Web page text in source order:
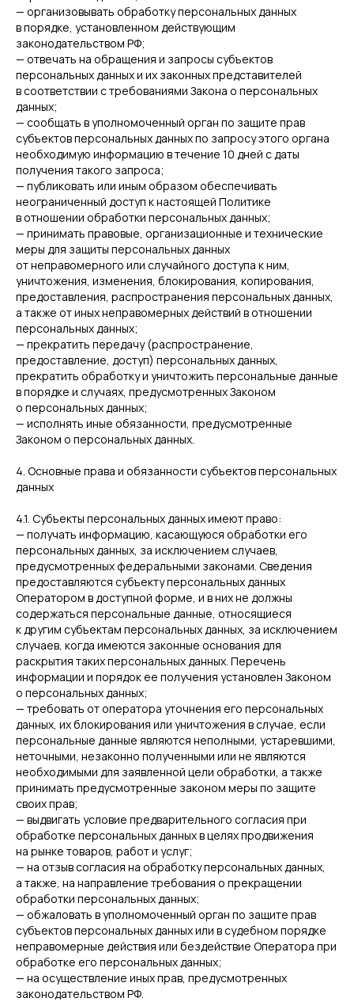
— организовывать обработку персональных данных
в порядке, установленном действующим
законодательством РФ;
— отвечать на обращения и запросы субъектов
персональных данных и их законных представителей
в соответствии с требованиями Закона о персональных
данных;
— сообщать в уполномоченный орган по защите прав
субъектов персональных данных по запросу этого органа
необходимую информацию в течение 10 дней с даты
получения такого запроса;
— публиковать или иным образом обеспечивать
неограниченный доступ к настоящей Политике
в отношении обработки персональных данных;
— принимать правовые, организационные и технические
меры для защиты персональных данных
от неправомерного или случайного доступа к ним,
уничтожения, изменения, блокирования, копирования,
предоставления, распространения персональных данных,
а также от иных неправомерных действий в отношении
персональных данных;
— прекратить передачу (распространение,
предоставление, доступ) персональных данных,
прекратить обработку и уничтожить персональные данные
в порядке и случаях, предусмотренных Законом
о персональных данных;
— исполнять иные обязанности, предусмотренные
Законом о персональных данных.
4. Основные права и обязанности субъектов персональных
данных
4.1. Субъекты персональных данных имеют право:
— получать информацию, касающуюся обработки его
персональных данных, за исключением случаев,
предусмотренных федеральными законами. Сведения
предоставляются субъекту персональных данных
Оператором в доступной форме, и в них не должны
содержаться персональные данные, относящиеся
к другим субъектам персональных данных, за исключением
случаев, когда имеются законные основания для
раскрытия таких персональных данных. Перечень
информации и порядок ее получения установлен Законом
о персональных данных;
— требовать от оператора уточнения его персональных
данных, их блокирования или уничтожения в случае, если
персональные данные являются неполными, устаревшими,
неточными, незаконно полученными или не являются
необходимыми для заявленной цели обработки, а также
принимать предусмотренные законом меры по защите
своих прав;
— выдвигать условие предварительного согласия при
обработке персональных данных в целях продвижения
на рынке товаров, работ и услуг;
— на отзыв согласия на обработку персональных данных,
а также, на направление требования о прекращении
обработки персональных данных;
— обжаловать в уполномоченный орган по защите прав
субъектов персональных данных или в судебном порядке
неправомерные действия или бездействие Оператора при
обработке его персональных данных;
— на осуществление иных прав, предусмотренных
законодательством РФ.